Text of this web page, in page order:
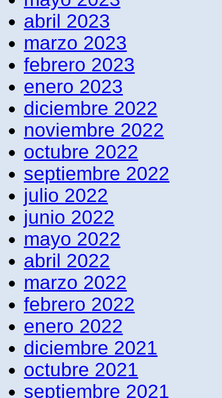
abril 2023
marzo 2023
febrero 2023
enero 2023
diciembre 2022
noviembre 2022
octubre 2022
septiembre 2022
julio 2022
junio 2022
mayo 2022
abril 2022
marzo 2022
febrero 2022
enero 2022
diciembre 2021
octubre 2021
septiembre 2021